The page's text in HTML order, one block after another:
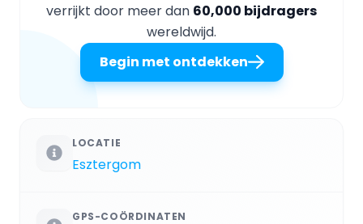
verrijkt door meer dan 60,000 bijdragers
wereldwijd.
Begin met ontdekken
LOCATIE
Esztergom
GPS-COÖRDINATEN